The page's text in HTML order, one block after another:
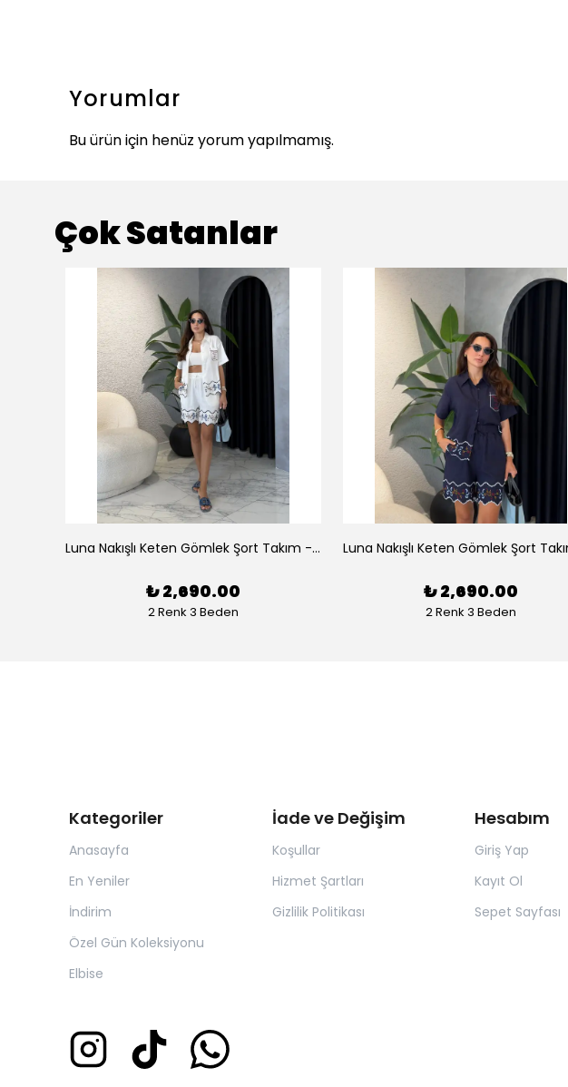
Yorumlar
Bu ürün için henüz yorum yapılmamış.
Çok Satanlar
Luna Nakışlı Keten Gömlek Şort Takım - Beyaz
₺ 2,690.00
2 Renk 3 Beden
₺ 2,690.00
2 Renk 3 Beden
Kategoriler
Anasayfa
En Yeniler
İndirim
Özel Gün Koleksiyonu
Elbise
İade ve Değişim
Koşullar
Hizmet Şartları
Gizlilik Politikası
Hesabım
Giriş Yap
Kayıt Ol
Sepet Sayfası